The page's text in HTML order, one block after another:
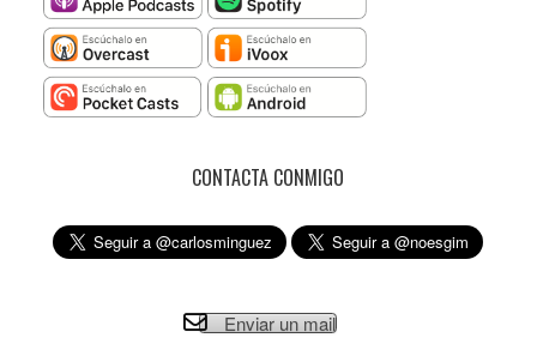
CONTACTA CONMIGO
Enviar un mail